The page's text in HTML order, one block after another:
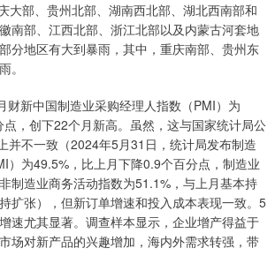
大部、贵州北部、湖南西北部、湖北西南部和
南部、江西北部、浙江北部以及内蒙古河套地
分地区有大到暴雨，其中，重庆南部、贵州东
。
财新中国制造业采购经理人指数（PMI）为
，创下22个月新高。虽然，这与国家统计局公
并不一致（2024年5月31日，统计局发布制造
）为49.5%，比上月下降0.9个百分点，制造业
制造业商务活动指数为51.1%，与上月基本持
扩张），但新订单增速和投入成本表现一致。5
速尤其显著。调查样本显示，企业增产得益于
场对新产品的兴趣增加，海内外需求转强，带